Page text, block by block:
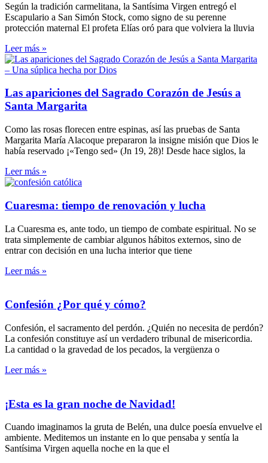
Según la tradición carmelitana, la Santísima Virgen entregó el
Escapulario a San Simón Stock, como signo de su perenne
protección maternal El profeta Elías oró para que volviera la lluvia
Leer más »
Las apariciones del Sagrado Corazón de Jesús a
Santa Margarita
Como las rosas florecen entre espinas, así las pruebas de Santa
Margarita María Alacoque prepararon la insigne misión que Dios le
había reservado ¡«Tengo sed» (Jn 19, 28)! Desde hace siglos, la
Leer más »
Cuaresma: tiempo de renovación y lucha
La Cuaresma es, ante todo, un tiempo de combate espiritual. No se
trata simplemente de cambiar algunos hábitos externos, sino de
entrar con decisión en una lucha interior que tiene
Leer más »
Confesión ¿Por qué y cómo?
Confesión, el sacramento del perdón. ¿Quién no necesita de perdón?
La confesión constituye así un verdadero tribunal de misericordia.
La cantidad o la gravedad de los pecados, la vergüenza o
Leer más »
¡Esta es la gran noche de Navidad!
Cuando imaginamos la gruta de Belén, una dulce poesía envuelve el
ambiente. Meditemos un instante en lo que pensaba y sentía la
Santísima Virgen aquella noche en la que el